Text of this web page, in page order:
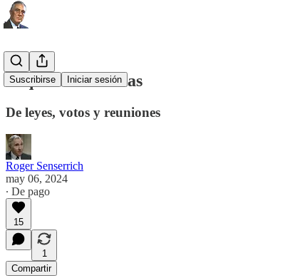
Suscribirse Iniciar sesión
Pequeñas victorias
De leyes, votos y reuniones
Roger Senserrich
may 06, 2024
∙ De pago
15
1
Compartir